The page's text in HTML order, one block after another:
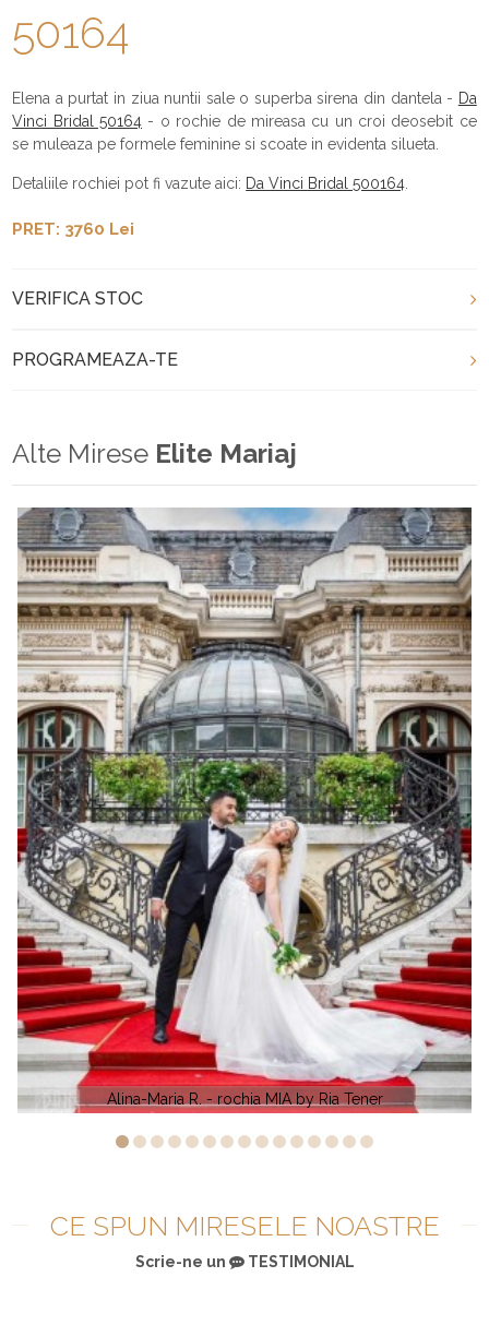
50164
Elena a purtat in ziua nuntii sale o superba sirena din dantela - Da
Vinci Bridal 50164- o rochie de mireasa cu un croi deosebit ce
se muleaza pe formele feminine si scoate in evidenta silueta.
Detaliile rochiei pot fi vazute aici: Da Vinci Bridal 500164
PRET: 3760 Lei
VERIFICA STOC
PROGRAMEAZA-TE
Alte Mirese Elite Mariaj
Madalina - KORNELLI by Monreal
CE SPUN MIRESELE NOASTRE
Scrie-ne un TESTIMONIAL